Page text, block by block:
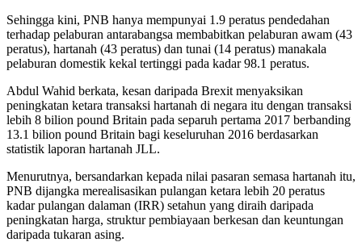
Sehingga kini, PNB hanya mempunyai 1.9 peratus pendedahan
terhadap pelaburan antarabangsa membabitkan pelaburan awam (43
peratus), hartanah (43 peratus) dan tunai (14 peratus) manakala
pelaburan domestik kekal tertinggi pada kadar 98.1 peratus.
Abdul Wahid berkata, kesan daripada Brexit menyaksikan
peningkatan ketara transaksi hartanah di negara itu dengan transaksi
lebih 8 bilion pound Britain pada separuh pertama 2017 berbanding
13.1 bilion pound Britain bagi keseluruhan 2016 berdasarkan
statistik laporan hartanah JLL.
Menurutnya, bersandarkan kepada nilai pasaran semasa hartanah itu,
PNB dijangka merealisasikan pulangan ketara lebih 20 peratus
kadar pulangan dalaman (IRR) setahun yang diraih daripada
peningkatan harga, struktur pembiayaan berkesan dan keuntungan
daripada tukaran asing.